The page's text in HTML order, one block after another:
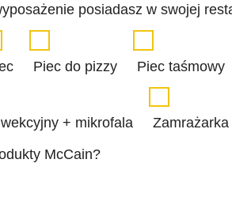
posiadasz w swojej
Piec do pizzy Piec taśmowy
+ mikrofala
Zamrażarka
McCain?